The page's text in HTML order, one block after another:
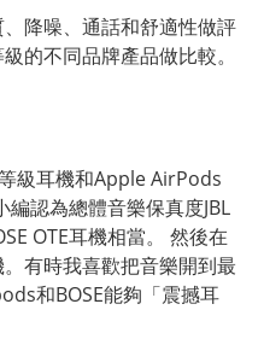
降噪、通話和舒適性做評
的不同品牌產品做比較。
級耳機和Apple AirPods
編認為總體音樂保真度JBL
OTE耳機相當。 然後在
有時我喜歡把音樂開到最
和BOSE能夠「震撼耳